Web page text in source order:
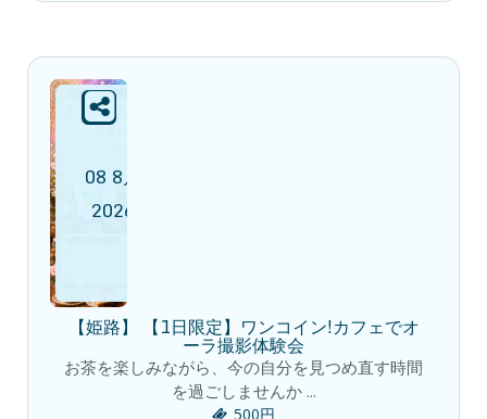
08 8月
2026
【姫路】 【1日限定】ワンコイン!カフェでオ
ーラ撮影体験会
お茶を楽しみながら、今の自分を見つめ直す時間
を過ごしませんか ...
500円